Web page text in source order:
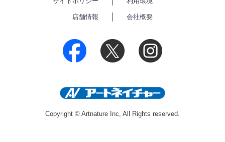
店舗情報 会社概要
Copyright © Artnature Inc, All Rights reserved.